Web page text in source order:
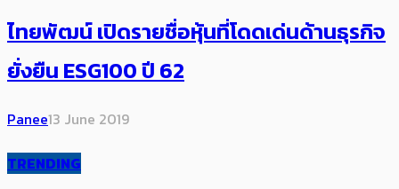
ไทยพัฒน์ เปิดรายชื่อหุ้นที่โดดเด่นด้านธุรกิจ
ยั่งยืน ESG100 ปี 62
Panee13 June 2019
TRENDING